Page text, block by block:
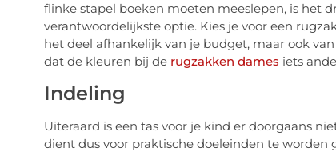
flinke stapel boeken moeten meeslepen, is het
verantwoordelijkste optie. Kies je voor een
het deel afhankelijk van je budget, maar ook
dat de kleuren bij de rugzakken dames iets
Indeling
Uiteraard is een tas voor je kind er doorgaans
dient dus voor praktische doeleinden te